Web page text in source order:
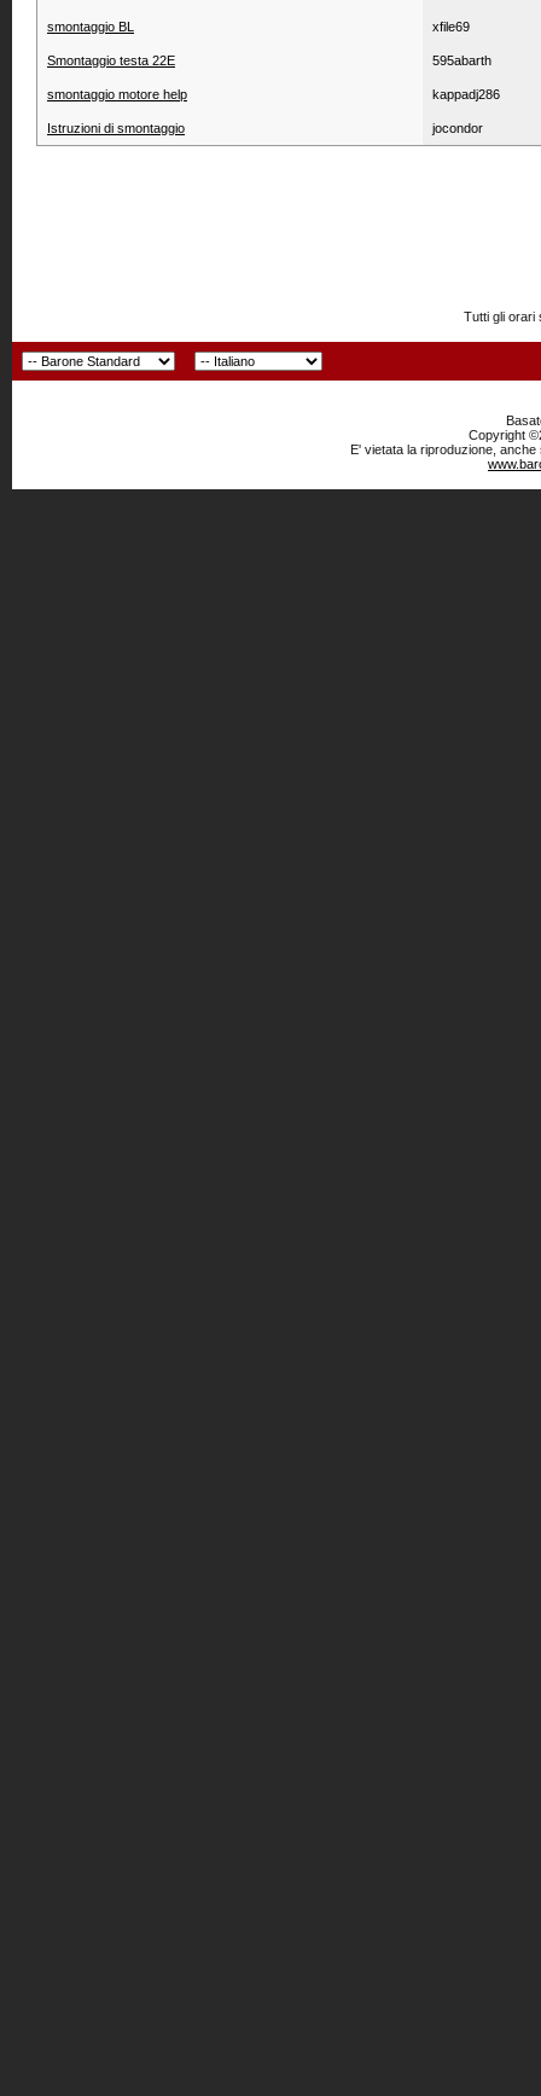
smontaggio BL xfile69
Smontaggio testa 22E 595abarth
smontaggio motore help kappadj286
Istruzioni di smontaggio jocondor
Tutti gli orari
Copyright
E' vietata la riproduzione,